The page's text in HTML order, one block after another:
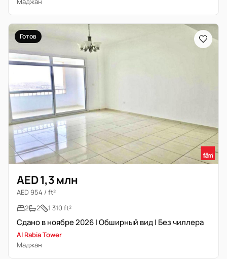
Готов
AED 1,3 млн
AED 954 / ft²
2
2 1 310 ft²
Сдано в ноябре 2026 | Обширный вид | Без чиллера
Al Rabia Tower
Маджан